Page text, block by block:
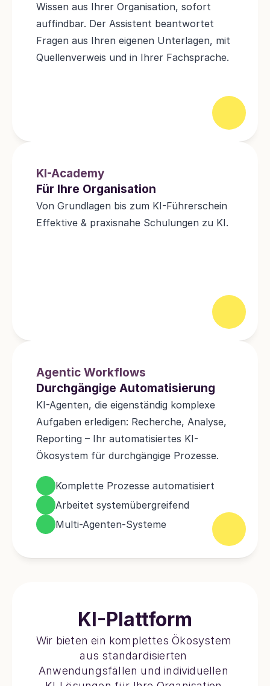
Wissen aus Ihrer Organisation, sofort
auffindbar. Der Assistent beantwortet
Fragen aus Ihren eigenen Unterlagen, mit
Quellenverweis und in Ihrer Fachsprache.
KI-Academy
Für Ihre Organisation
Von Grundlagen bis zum KI-Führerschein
Effektive & praxisnahe Schulungen zu KI.
Agentic Workflows
Durchgängige Automatisierung
KI-Agenten, die eigenständig komplexe
Aufgaben erledigen: Recherche, Analyse,
Reporting – Ihr automatisiertes KI-
Ökosystem für durchgängige Prozesse.
Komplette Prozesse automatisiert
Arbeitet systemübergreifend
Multi-Agenten-Systeme
KI-Plattform
Wir bieten ein komplettes Ökosystem
aus standardisierten
Anwendungsfällen und individuellen